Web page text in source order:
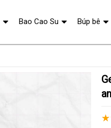
Gel bôi trơn ấm nóng Durex Warming tăng khoái cảm
Bao Cao Su Búp bê